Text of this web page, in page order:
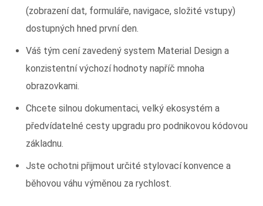
(zobrazení dat, formuláře, navigace, složité vstupy)
dostupných hned první den.
Váš tým cení zavedený system Material Design a
konzistentní výchozí hodnoty napříč mnoha
obrazovkami.
Chcete silnou dokumentaci, velký ekosystém a
předvídatelné cesty upgradu pro podnikovou kódovou
základnu.
Jste ochotni přijmout určité stylovací konvence a
běhovou váhu výměnou za rychlost.